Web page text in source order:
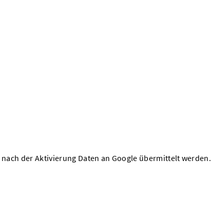
der Aktivierung Daten an Google übermittelt werden.